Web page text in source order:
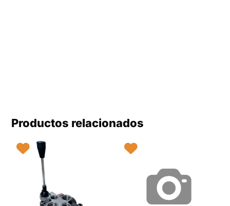
Productos relacionados